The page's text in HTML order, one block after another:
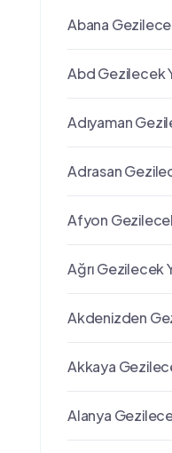
Abana
Abd Gezilecek
Adıyaman
Adrasan
Afyon
Ağrı Gezilecek
Akdenizden
Akkaya
Alanya